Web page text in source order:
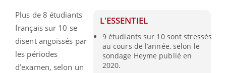
L'ESSENTIEL
9 étudiants sur 10 sont stressés
au cours de l’année, selon le
sondage Heyme publié en
2020.
Plus de 8 étudiants
français sur 10 se
disent angoissés par
les périodes
d’examen, selon un